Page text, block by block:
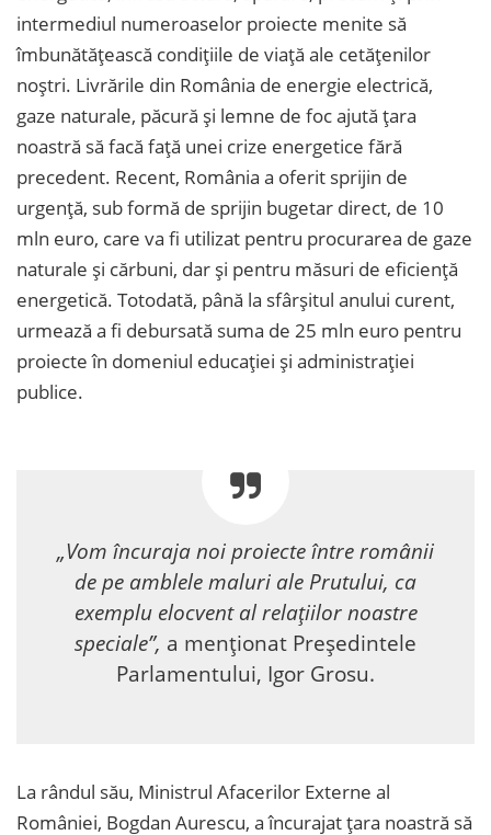
intermediul numeroaselor proiecte menite să
îmbunătățească condițiile de viață ale cetățenilor
noștri. Livrările din România de energie electrică,
gaze naturale, păcură și lemne de foc ajută țara
noastră să facă față unei crize energetice fără
precedent. Recent, România a oferit sprijin de
urgență, sub formă de sprijin bugetar direct, de 10
mln euro, care va fi utilizat pentru procurarea de gaze
naturale și cărbuni, dar și pentru măsuri de eficiență
energetică. Totodată, până la sfârșitul anului curent,
urmează a fi debursată suma de 25 mln euro pentru
proiecte în domeniul educației și administrației
publice.
„Vom încuraja noi proiecte între românii
de pe amblele maluri ale Prutului, ca
exemplu elocvent al relațiilor noastre
speciale”, a menționat Președintele
Parlamentului, Igor Grosu.
La rândul său, Ministrul Afacerilor Externe al
României, Bogdan Aurescu, a încurajat țara noastră să